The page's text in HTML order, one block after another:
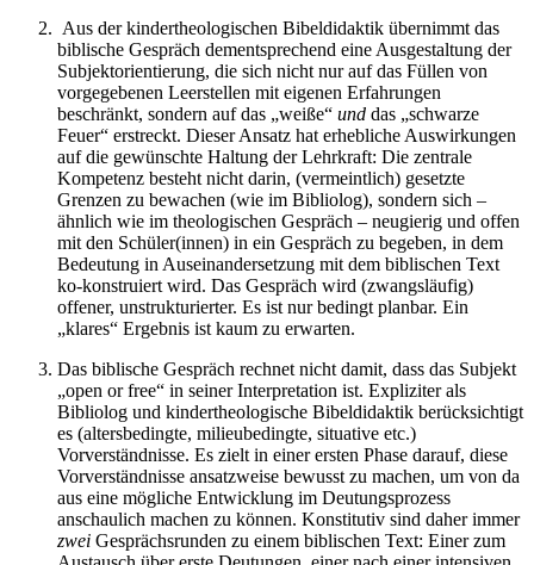
Aus der kindertheologischen Bibeldidaktik übernimmt das
biblische Gespräch dementsprechend eine Ausgestaltung der
Subjektorientierung, die sich nicht nur auf das Füllen von
vorgegebenen Leerstellen mit eigenen Erfahrungen
beschränkt, sondern auf das „weiße“ und das „schwarze
Feuer“ erstreckt. Dieser Ansatz hat erhebliche Auswirkungen
auf die gewünschte Haltung der Lehrkraft: Die zentrale
Kompetenz besteht nicht darin, (vermeintlich) gesetzte
Grenzen zu bewachen (wie im Bibliolog), sondern sich –
ähnlich wie im theologischen Gespräch – neugierig und offen
mit den Schüler(innen) in ein Gespräch zu begeben, in dem
Bedeutung in Auseinandersetzung mit dem biblischen Text
ko-konstruiert wird. Das Gespräch wird (zwangsläufig)
offener, unstrukturierter. Es ist nur bedingt planbar. Ein
„klares“ Ergebnis ist kaum zu erwarten.
Das biblische Gespräch rechnet nicht damit, dass das Subjekt
„open or free“ in seiner Interpretation ist. Expliziter als
Bibliolog und kindertheologische Bibeldidaktik berücksichtigt
es (altersbedingte, milieubedingte, situative etc.)
Vorverständnisse. Es zielt in einer ersten Phase darauf, diese
Vorverständnisse ansatzweise bewusst zu machen, um von da
aus eine mögliche Entwicklung im Deutungsprozess
anschaulich machen zu können. Konstitutiv sind daher immer
zwei Gesprächsrunden zu einem biblischen Text: Einer zum